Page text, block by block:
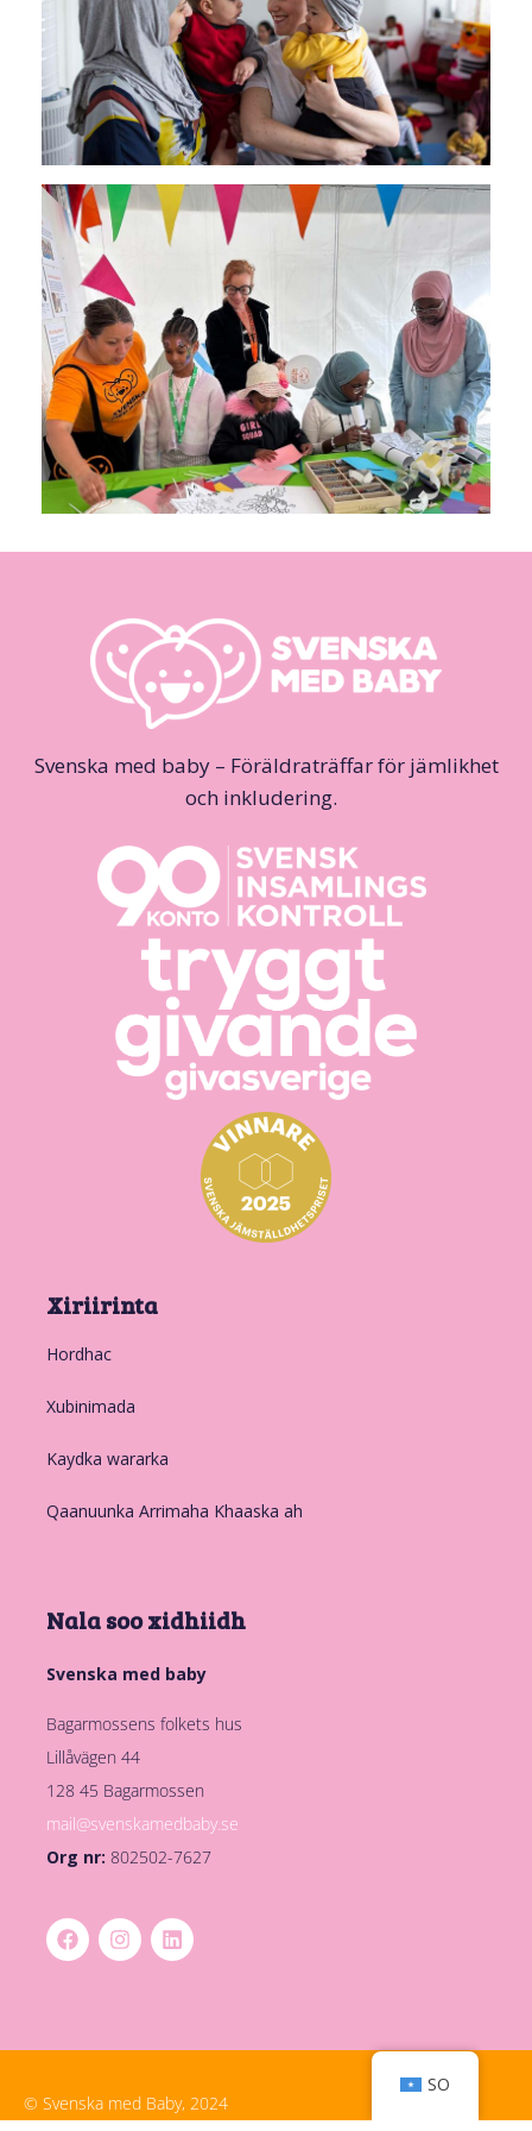
Svenska med baby – Föräldraträffar för jämlikhet
och inkludering.
Xiriirinta
Hordhac
Xubinimada
Kaydka wararka
Qaanuunka Arrimaha Khaaska ah
Nala soo xidhiidh
Svenska med baby
Bagarmossens folkets hus
Lillåvägen 44
128 45 Bagarmossen
mail@svenskamedbaby.se
Org nr: 802502-7627
© Svenska med Baby, 2024
SO